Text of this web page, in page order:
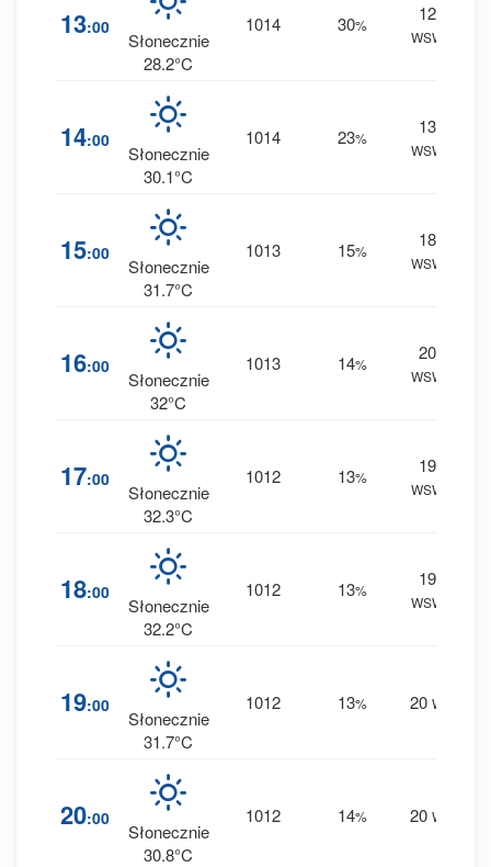
13:00
Słonecznie
28.2°C
1014 30%
12
WSW
14:00
Słonecznie
30.1°C
1014 23%
13
WSW
15:00
Słonecznie
31.7°C
1013 15%
18
WSW
16:00
Słonecznie
32°C
1013 14%
20
WSW
17:00
Słonecznie
32.3°C
1012 13%
19
WSW
18:00
Słonecznie
32.2°C
1012 13%
19
WSW
19:00
Słonecznie
31.7°C
1012 13% 20 W
20:00
Słonecznie
30.8°C
1012 14% 20 W